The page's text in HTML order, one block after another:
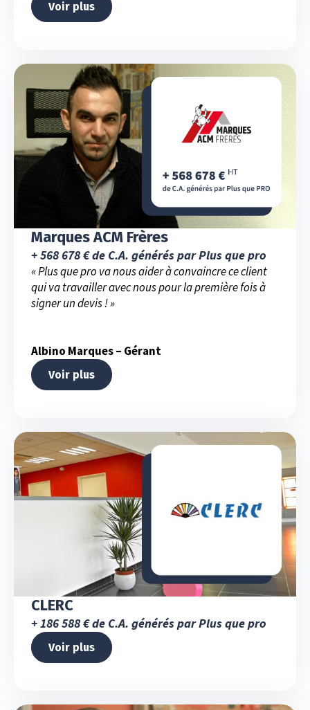
Voir plus
Marques ACM Frères
+ 568 678 € de C.A. générés par Plus que pro
« Plus que pro va nous aider à convaincre ce client
qui va travailler avec nous pour la première fois à
signer un devis ! »
Albino Marques – Gérant
Voir plus
CLERC
+ 186 588 € de C.A. générés par Plus que pro
Voir plus